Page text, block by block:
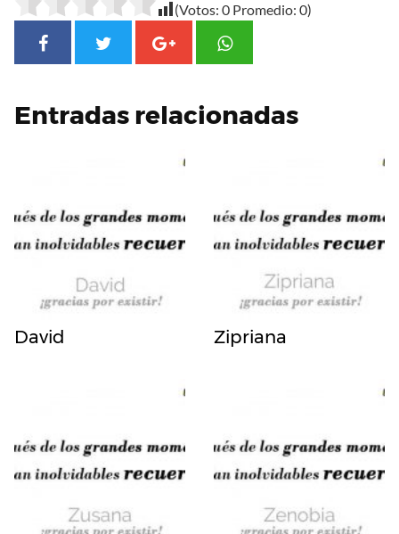
(Votos: 0 Promedio: 0)
Entradas relacionadas
David Zipriana